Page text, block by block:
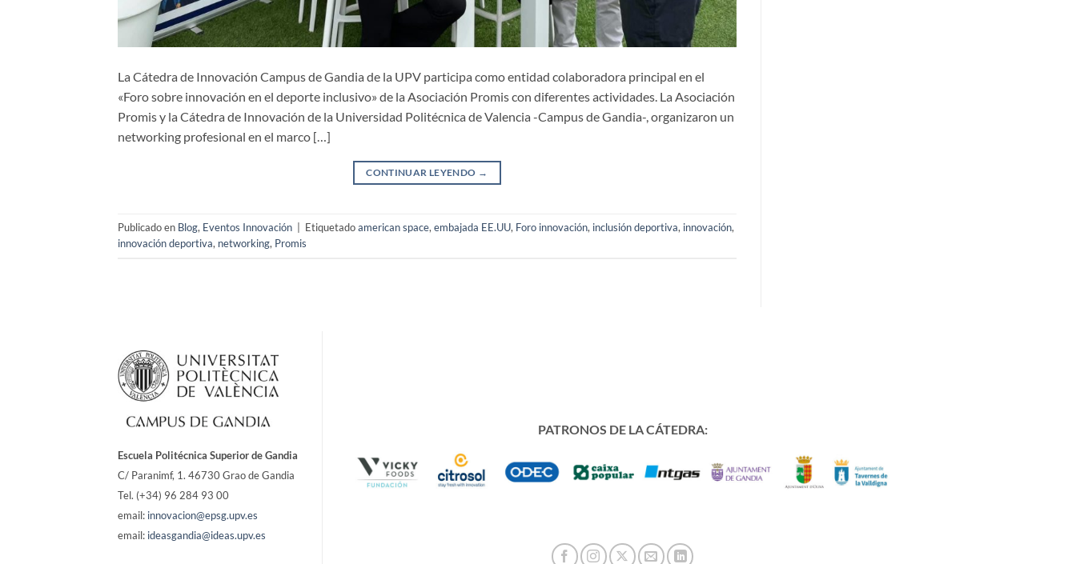
La Cátedra de Innovación Campus de Gandia de la UPV participa como entidad colaboradora principal en el
«Foro sobre innovación en el deporte inclusivo» de la Asociación Promis con diferentes actividades. La Asociación
Promis y la Cátedra de Innovación de la Universidad Politécnica de Valencia -Campus de Gandia-, organizaron un
networking profesional en el marco […]
CONTINUAR LEYENDO →
Publicado en Blog, Eventos Innovación Etiquetadoamerican space, embajada EE.UU, Foro innovación, inclusión deportiva, innovación,
innovación deportiva, networking, Promis
Escuela Politécnica Superior de Gandia
C/ Paranimf, 1. 46730 Grao de Gandia
Tel. (+34) 96 284 93 00
email: innovacion@epsg.upv.es
email: ideasgandia@ideas.upv.es
PATRONOS DE LA CÁTEDRA: